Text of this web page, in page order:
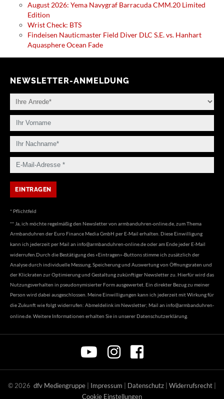
August 2026: Yema Navygraf Barracuda CMM.20 Limited
Edition
Wrist Check: BTS
Findeisen Nauticmaster Field Diver DLC S.E. vs. Hanhart
Aquasphere Ocean Fade
NEWSLETTER-ANMELDUNG
* Pflichtfeld
** Ja, ich möchte regelmäßig den Newsletter von armbanduhren-online.de, zum Thema
Armbanduhren der Euro Finance Media GmbH per E-Mail erhalten. Diese Einwilligung
kann ich jederzeit per Mail an info@armbanduhren-online.deoder am Ende jeder E-Mail
widerrufen.Durch die Bestätigung des «Eintragen»-Buttons stimme ich zusätzlich der
Analyse durch individuelle Messung, Speicherung und Auswertung von Öffnungsraten und
der Klickraten zur Optimierung und Gestaltung zukünftiger Newsletter zu. Hierfür wird das
Nutzungsverhalten in pseudonymisierter Form ausgewertet. Ein direkter Bezug zu meiner
Person wird dabei ausgeschlossen. Meine Einwilligungen kann ich jederzeit mit Wirkung für
die Zukunft wie folgt widerrufen: Abmeldelink im Newsletter; Mail an info@armbanduhren-
online.de . Weitere Informationen erhalten Sie in unserer Datenschutzerklärung
© 2026 dfv Mediengruppe Impressum Datenschutz Widerrufsrecht
Cookie Einstellungen